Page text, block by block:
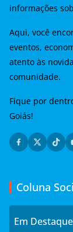
informações
Aqui, você
eventos,
atento às
comunidade.
Fique por
Goiás!
Coluna
Em